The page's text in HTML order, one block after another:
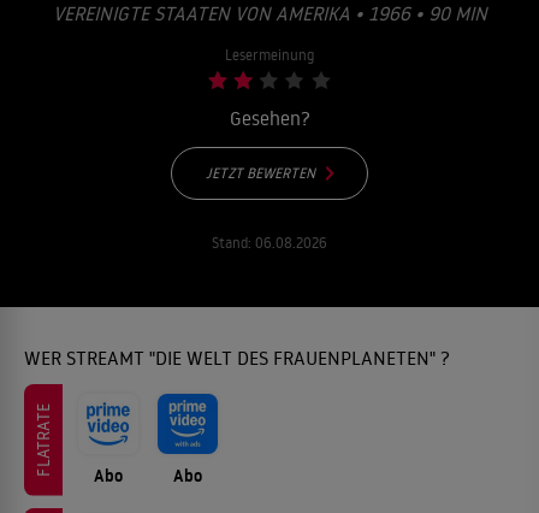
VEREINIGTE STAATEN VON AMERIKA • 1966 • 90 MIN
Lesermeinung
Gesehen?
JETZT BEWERTEN
Stand: 06.08.2026
WER STREAMT "DIE WELT DES FRAUENPLANETEN" ?
FLATRATE Abo Abo